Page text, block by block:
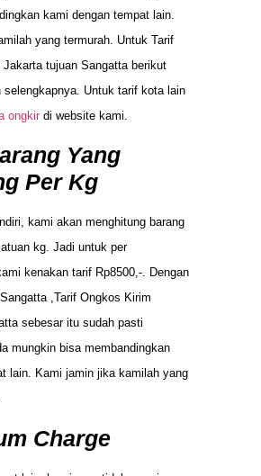
kami dengan tempat lain.
yang termurah. Untuk Tarif
tujuan Sangatta berikut
selengkapnya. Untuk tarif kota lain
ongkir di website kami.
Yang
Per Kg
kami akan menghitung barang
kg. Jadi untuk per
kenakan tarif Rp8500,-. Dengan
,Tarif Ongkos Kirim
sebesar itu sudah pasti
mungkin bisa membandingkan
lain. Kami jamin jika kamilah yang
Charge